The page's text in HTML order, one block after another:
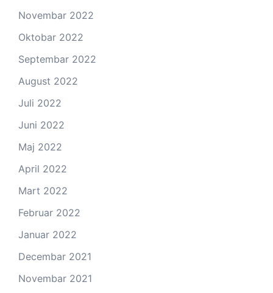
Novembar 2022
Oktobar 2022
Septembar 2022
August 2022
Juli 2022
Juni 2022
Maj 2022
April 2022
Mart 2022
Februar 2022
Januar 2022
Decembar 2021
Novembar 2021